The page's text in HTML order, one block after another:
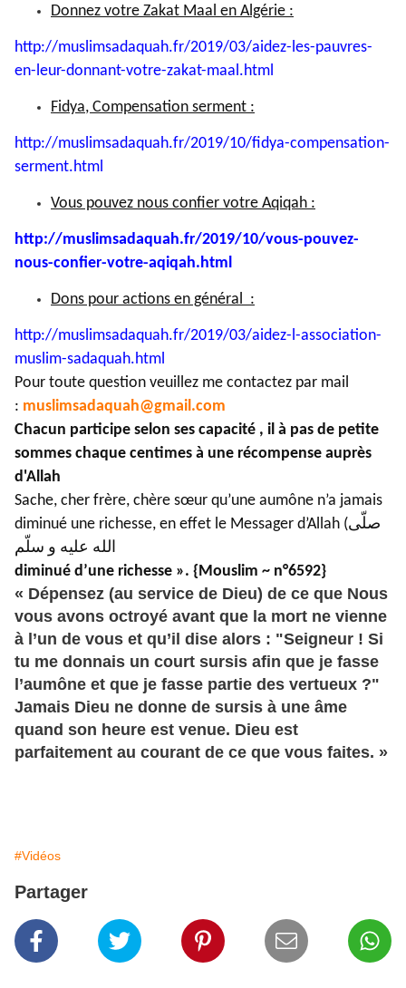
Donnez votre Zakat Maal en Algérie :
http://muslimsadaquah.fr/2019/03/aidez-les-pauvres-
en-leur-donnant-votre-zakat-maal.html
Fidya, Compensation serment :
http://muslimsadaquah.fr/2019/10/fidya-compensation-
serment.html
Vous pouvez nous confier votre Aqiqah :
http://muslimsadaquah.fr/2019/10/vous-pouvez-
nous-confier-votre-aqiqah.html
Dons pour actions en général :
http://muslimsadaquah.fr/2019/03/aidez-l-association-
muslim-sadaquah.html
Pour toute question veuillez me contactez par mail
: muslimsadaquah@gmail.com
Chacun participe selon ses capacité , il à pas de petite
sommes chaque centimes à une récompense auprès
d'Allah
Sache, cher frère, chère sœur qu’une aumône n’a jamais
diminué une richesse, en effet le Messager d’Allah (صلّى
diminué d’une richesse ». {Mouslim ~ n°6592}
« Dépensez (au service de Dieu) de ce que Nous
vous avons octroyé avant que la mort ne vienne
à l’un de vous et qu’il dise alors : "Seigneur ! Si
tu me donnais un court sursis afin que je fasse
l’aumône et que je fasse partie des vertueux ?"
Jamais Dieu ne donne de sursis à une âme
quand son heure est venue. Dieu est
parfaitement au courant de ce que vous faites. »
#Vidéos
Partager